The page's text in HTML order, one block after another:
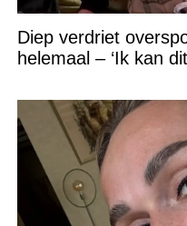
Diep verdriet
helemaal – ‘Ik kan